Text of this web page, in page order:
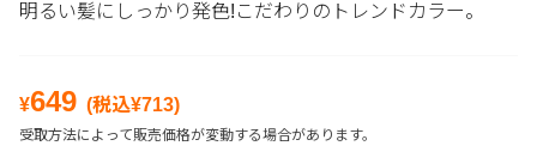
明るい髪にしっかり発色!こだわりのトレンドカラー。
¥649 (税込¥713)
受取方法によって販売価格が変動する場合があります。